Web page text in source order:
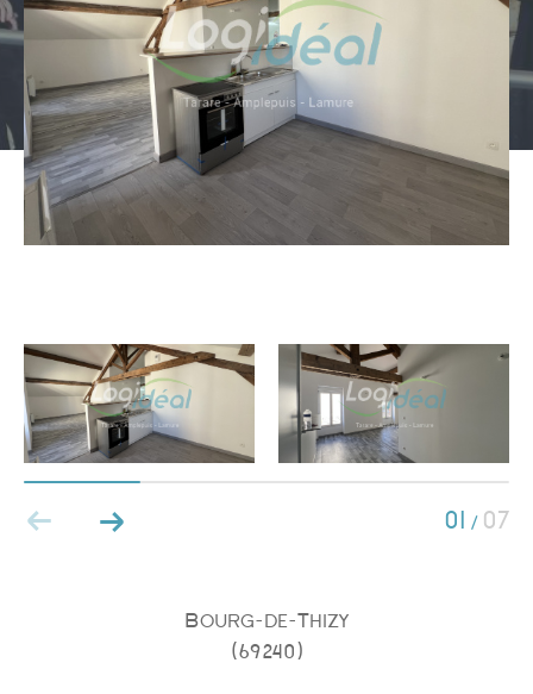
01 / 07
Bourg-de-Thizy
(69240)
Type de bien
Type de bien
Budget
PIÈCES
2